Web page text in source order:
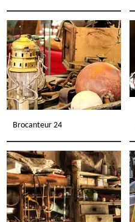
Brocanteur 24